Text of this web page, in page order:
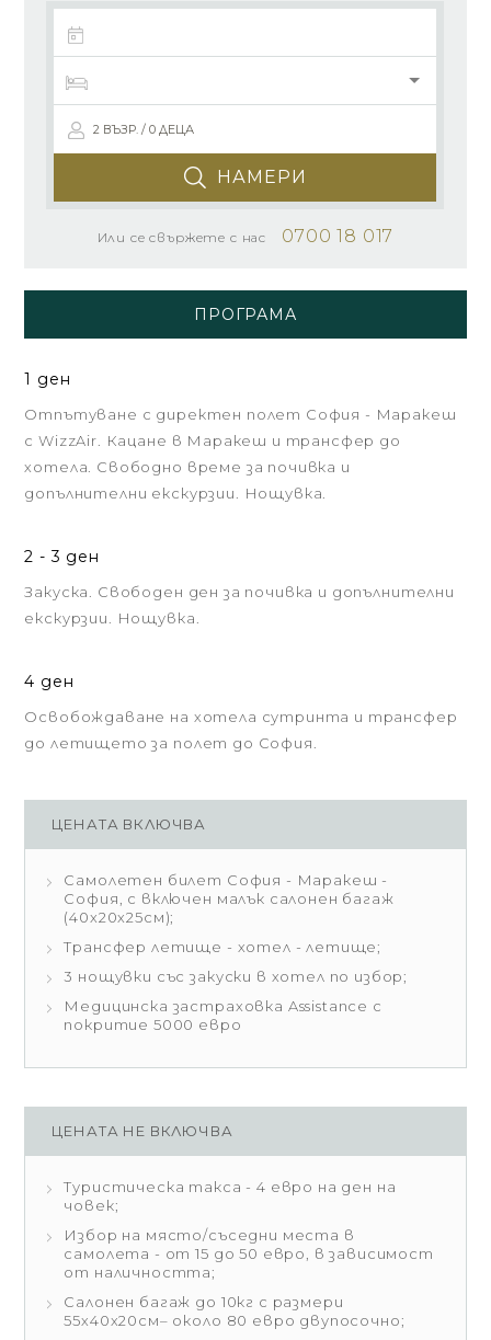
2 ВЪЗР. / 0 ДЕЦА
НАМЕРИ
Или се свържете с нас 0700 18 017
ПРОГРАМА
1 ден
Отпътуване с директен полет София - Маракеш
с WizzAir. Кацане в Маракеш и трансфер до
хотела. Свободно време за почивка и
допълнителни екскурзии. Нощувка.
2 - 3 ден
Закуска. Свободен ден за почивка и допълнителни
екскурзии. Нощувка.
4 ден
Освобождаване на хотела сутринта и трансфер
до летището за полет до София.
ЦЕНАТА ВКЛЮЧВА
Самолетен билет София - Маракеш -
София, с включен малък салонен багаж
(40x20x25см);
Трансфер летище - хотел - летище;
3 нощувки със закуски в хотел по избор;
Медицинска застраховка Assistance с
покритие 5000 евро
ЦЕНАТА НЕ ВКЛЮЧВА
Туристическа такса - 4 евро на ден на
човек;
Избор на място/съседни места в
самолета - от 15 до 50 евро, в зависимост
от наличността;
Салонен багаж до 10кг с размери
55х40х20см– около 80 евро двупосочно;